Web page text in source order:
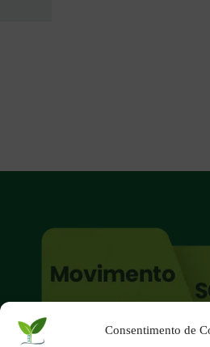
Consentimento de